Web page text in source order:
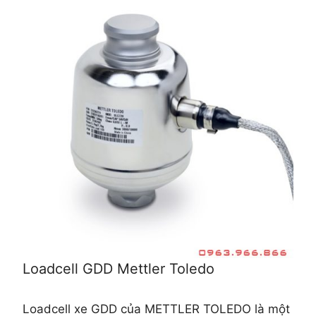
Loadcell GDD Mettler Toledo
Loadcell xe GDD của METTLER TOLEDO là một